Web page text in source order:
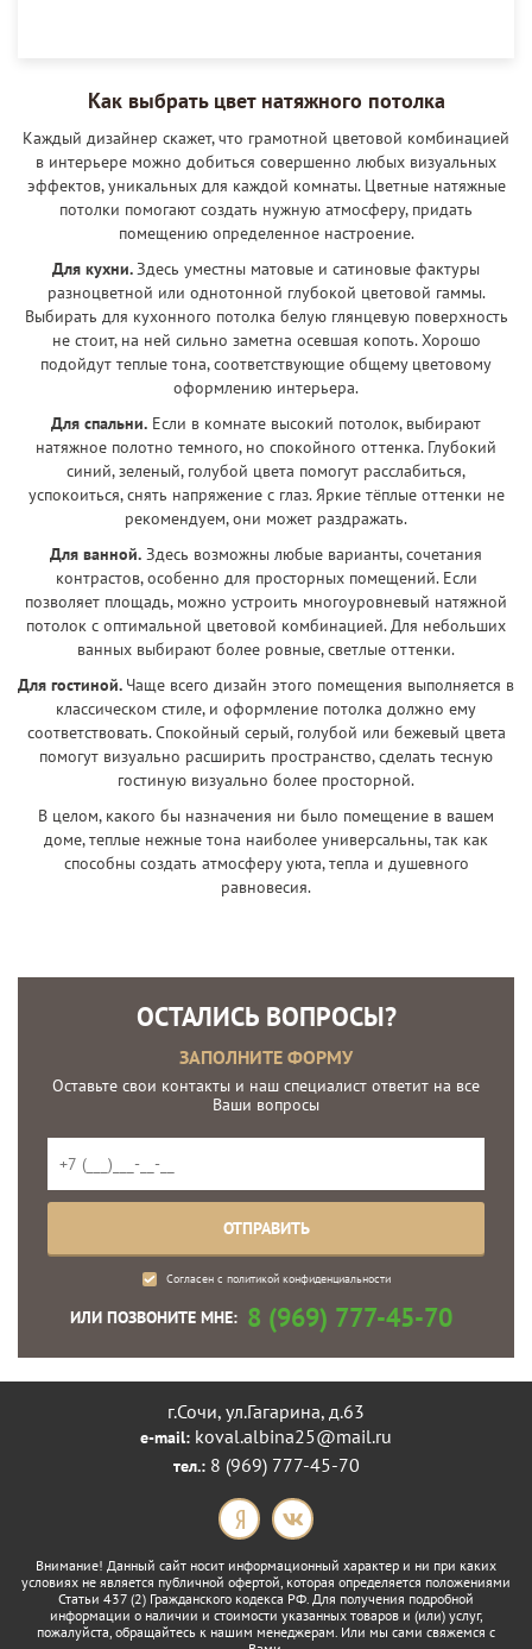
Как выбрать цвет натяжного потолка
Каждый дизайнер скажет, что грамотной цветовой комбинацией
в интерьере можно добиться совершенно любых визуальных
эффектов, уникальных для каждой комнаты. Цветные натяжные
потолки помогают создать нужную атмосферу, придать
помещению определенное настроение.
Для кухни. Здесь уместны матовые и сатиновые фактуры
разноцветной или однотонной глубокой цветовой гаммы.
Выбирать для кухонного потолка белую глянцевую поверхность
не стоит, на ней сильно заметна осевшая копоть. Хорошо
подойдут теплые тона, соответствующие общему цветовому
оформлению интерьера.
Для спальни. Если в комнате высокий потолок, выбирают
натяжное полотно темного, но спокойного оттенка. Глубокий
синий, зеленый, голубой цвета помогут расслабиться,
успокоиться, снять напряжение с глаз. Яркие тёплые оттенки не
рекомендуем, они может раздражать.
Для ванной. Здесь возможны любые варианты, сочетания
контрастов, особенно для просторных помещений. Если
позволяет площадь, можно устроить многоуровневый натяжной
потолок с оптимальной цветовой комбинацией. Для небольших
ванных выбирают более ровные, светлые оттенки.
Для гостиной. Чаще всего дизайн этого помещения выполняется в
классическом стиле, и оформление потолка должно ему
соответствовать. Спокойный серый, голубой или бежевый цвета
помогут визуально расширить пространство, сделать тесную
гостиную визуально более просторной.
В целом, какого бы назначения ни было помещение в вашем
доме, теплые нежные тона наиболее универсальны, так как
способны создать атмосферу уюта, тепла и душевного
равновесия.
ОСТАЛИСЬ ВОПРОСЫ?
ЗАПОЛНИТЕ ФОРМУ
Оставьте свои контакты и наш специалист ответит на все
Ваши вопросы
Согласен с политикой конфиденциальности
ИЛИ ПОЗВОНИТЕ МНЕ: 8 (969) 777-45-70
Внимание! Данный сайт носит информационный характер и ни при каких
условиях не является публичной офертой, которая определяется положениями
Статьи 437 (2) Гражданского кодекса РФ. Для получения подробной
информации о наличии и стоимости указанных товаров и (или) услуг,
пожалуйста, обращайтесь к нашим менеджерам. Или мы сами свяжемся с
г.Сочи, ул.Гагарина, д.63
e-mail: koval.albina25@mail.ru
тел.: 8 (969) 777-45-70